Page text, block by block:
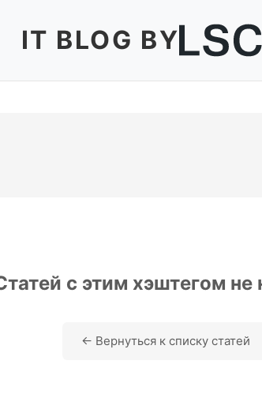
IT BLOG BY
с этим хэштегом не
← Вернуться к списку статей